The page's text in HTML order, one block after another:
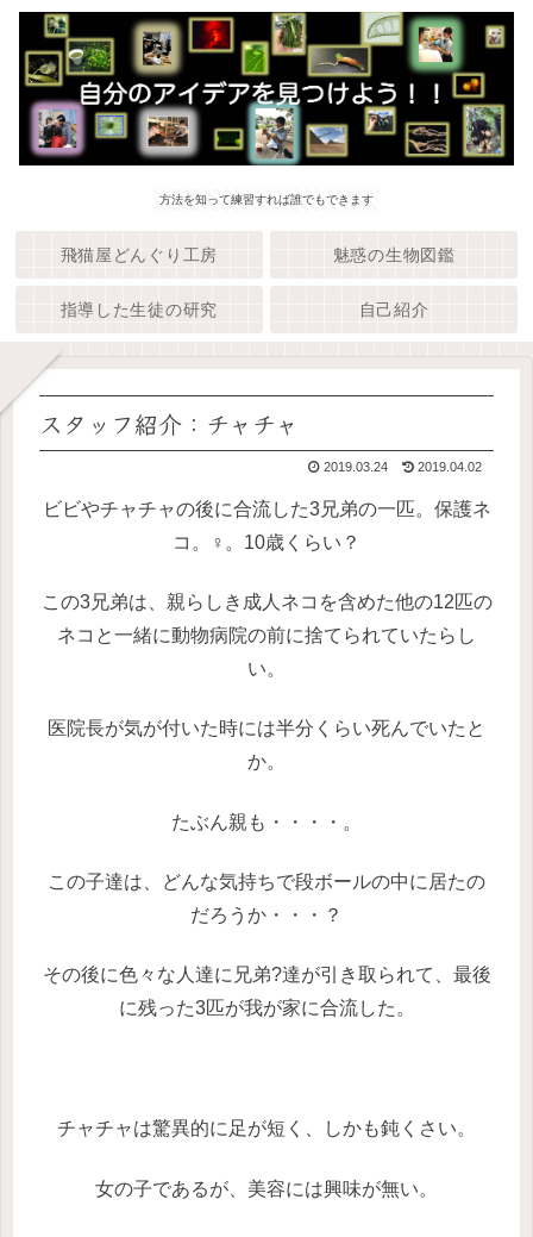
方法を知って練習すれば誰でもできます
飛猫屋どんぐり工房 魅惑の生物図鑑
指導した生徒の研究 自己紹介
スタッフ紹介：チャチャ
2019.03.24 2019.04.02
ビビやチャチャの後に合流した3兄弟の一匹。保護ネ
コ。♀。10歳くらい？
この3兄弟は、親らしき成人ネコを含めた他の12匹の
ネコと一緒に動物病院の前に捨てられていたらし
い。
医院長が気が付いた時には半分くらい死んでいたと
か。
たぶん親も・・・・。
この子達は、どんな気持ちで段ボールの中に居たの
だろうか・・・？
その後に色々な人達に兄弟?達が引き取られて、最後
に残った3匹が我が家に合流した。
チャチャは驚異的に足が短く、しかも鈍くさい。
女の子であるが、美容には興味が無い。